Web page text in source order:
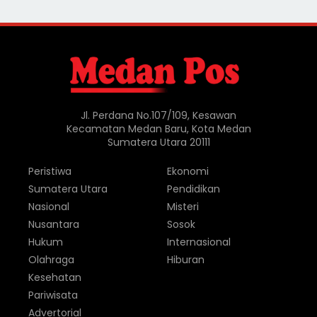
Jl. Perdana No.107/109, Kesawan
Kecamatan Medan Baru, Kota Medan
Sumatera Utara 20111
Peristiwa
Sumatera Utara
Nasional
Nusantara
Hukum
Olahraga
Ekonomi
Pendidikan
Misteri
Sosok
Internasional
Hiburan
Kesehatan
Pariwisata
Advertorial